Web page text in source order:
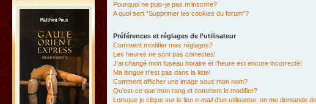
Pourquoi ne puis-je pas m’inscrire?
A quoi sert “Supprimer les cookies du forum”?
Préférences et réglages de l’utilisateur
Comment modifier mes réglages?
Les heures ne sont pas correctes!
J’ai changé mon fuseau horaire et l’heure est encore incorrecte!
Ma langue n’est pas dans la liste!
Comment afficher une image sous mon nom?
Qu’est-ce que mon rang et comment le modifier?
Lorsque je clique sur le lien e-maild’un utilisateur, on me demande